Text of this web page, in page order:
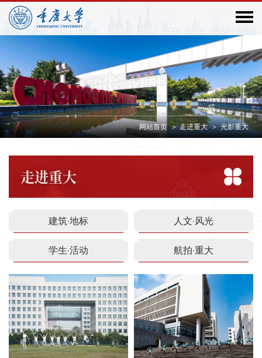
网站首页 >走进重大 >光影重大
走进重大
建筑·地标 人文·风光
学生·活动 航拍·重大